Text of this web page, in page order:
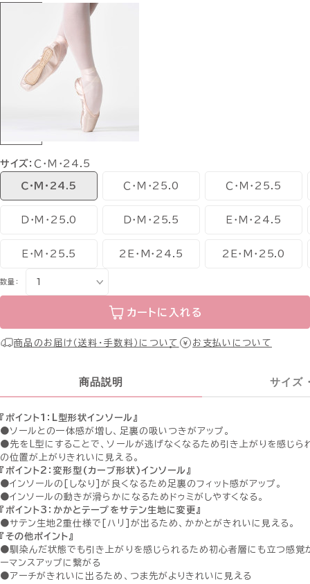
サイズ：Ｃ・Ｍ・24.5
Ｃ・Ｍ・24.5 Ｃ・Ｍ・25.0 Ｃ・Ｍ・25.5
Ｄ・Ｍ・25.0 Ｄ・Ｍ・25.5 Ｅ・Ｍ・24.5
Ｅ・Ｍ・25.5 2E・M・24.5 2E・M・25.0
数量：
カートに入れる
商品のお届け（送料・手数料）について お支払いについて
商品説明 サイズ
『ポイント１：L型形状インソール』
●ソールとの一体感が増し、足裏の吸いつきがアップ。
●先をL型にすることで、ソールが逃げなくなるため引き上がりを感じら
の位置が上がりきれいに見える。
『ポイント2：変形型(カーブ形状)インソール』
●インソールの[しなり]が良くなるため足裏のフィット感がアップ。
●インソールの動きが滑らかになるためドゥミがしやすくなる。
『ポイント3：かかとテープをサテン生地に変更』
●サテン生地2重仕様で[ハリ]が出るため、かかとがきれいに見える。
『その他ポイント』
●馴染んだ状態でも引き上がりを感じられるため初心者層にも立つ感覚
ーマンスアップに繋がる
●アーチがきれいに出るため、つま先がよりきれいに見える